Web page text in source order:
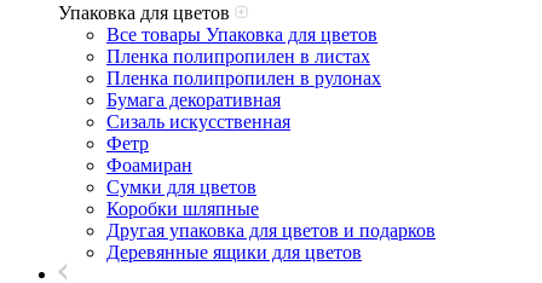
Упаковка для цветов
Все товары Упаковка для цветов
Пленка полипропилен в листах
Пленка полипропилен в рулонах
Бумага декоративная
Сизаль искусственная
Фетр
Фоамиран
Сумки для цветов
Коробки шляпные
Другая упаковка для цветов и подарков
Деревянные ящики для цветов